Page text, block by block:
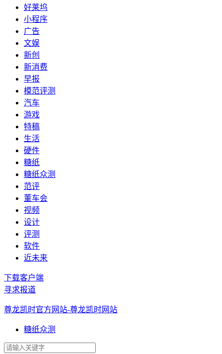
好莱坞
小程序
广告
文娱
新创
新消费
早报
模范评测
汽车
游戏
特稿
生活
硬件
糖纸
糖纸众测
范评
董车会
视频
设计
评测
软件
近未来
下载客户端
寻求报道
尊龙凯时官方网站-尊龙凯时网站
糖纸众测